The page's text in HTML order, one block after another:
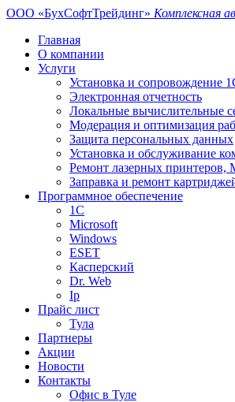
ООО «БухСофтТрейдинг» Комплексная
Главная
О компании
Услуги
Установка и сопровождение
Электронная отчетность
Локальные вычислительные
Модерация и оптимизация
Защита персональных данных
Установка и обслуживание
Ремонт лазерных
Заправка и ремонт
Программное обеспечение
1С
Microsoft
Windows
ESET
Касперский
Dr. Web
Ip
Прайс лист
Тула
Партнеры
Акции
Новости
Контакты
Офис в Туле